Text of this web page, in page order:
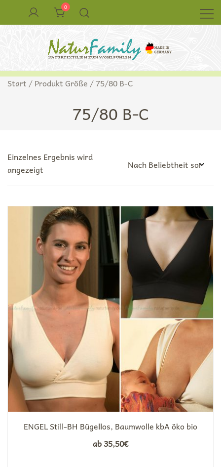
0
NaturFamily Shop – Naturtextilien für
Babys, Kinder und ganze Familie
Naturkleidung aus Wolle und Seide
Start / Produkt Größe / 75/80 B-C
75/80 B-C
Einzelnes Ergebnis wird
angezeigt
ENGEL Still-BH Bügellos, Baumwolle kbA öko bio
ab35,50€